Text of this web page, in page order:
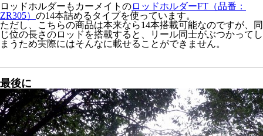
ロッドホルダーもカーメイトのロッドホルダーFT（品番：
ZR305） の14本詰めるタイプを使っています。
ただし、こちらの商品は本来なら14本搭載可能なのですが、同
じ位の長さのロッドを搭載すると、リール同士がぶつかってし
まうため実際にはそんなに載せることができません。
最後に